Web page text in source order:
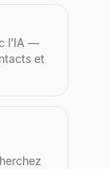
l'IA —
et